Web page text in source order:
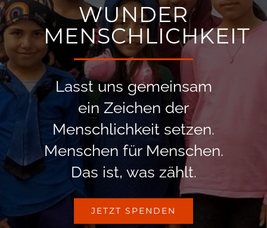
WUNDER
MENSCHLICHKEIT
Lasst uns gemeinsam
ein Zeichen der
Menschlichkeit setzen.
Menschen für Menschen.
Das ist, was zählt.
JETZT SPENDEN